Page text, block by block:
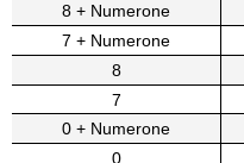
8 + Numerone
7 + Numerone
8
7
0 + Numerone
0